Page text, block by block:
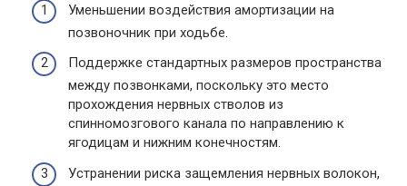
Уменьшении воздействия амортизации на
позвоночник при ходьбе.
Поддержке стандартных размеров пространства
между позвонками, поскольку это место
прохождения нервных стволов из
спинномозгового канала по направлению к
ягодицам и нижним конечностям.
Устранении риска защемления нервных волокон,